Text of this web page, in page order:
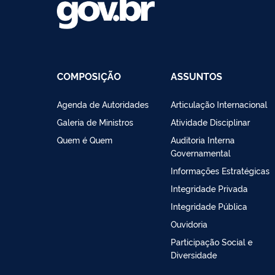
COMPOSIÇÃO
Agenda de Autoridades
Galeria de Ministros
Quem é Quem
ASSUNTOS
Articulação Internacional
Atividade Disciplinar
Auditoria Interna
Governamental
Informações Estratégicas
Integridade Privada
Integridade Pública
Ouvidoria
Participação Social e
Diversidade